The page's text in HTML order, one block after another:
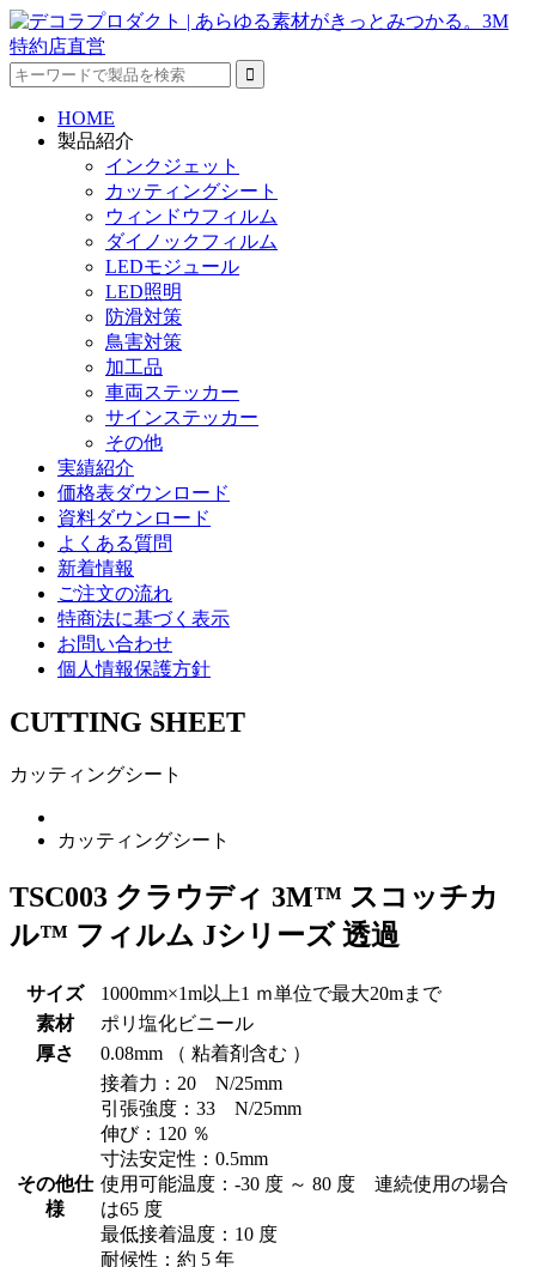
HOME
製品紹介
インクジェット
カッティングシート
ウィンドウフィルム
ダイノックフィルム
LEDモジュール
LED照明
防滑対策
鳥害対策
加工品
車両ステッカー
サインステッカー
その他
実績紹介
価格表ダウンロード
資料ダウンロード
よくある質問
新着情報
ご注文の流れ
特商法に基づく表示
お問い合わせ
個人情報保護方針
CUTTING SHEET
カッティングシート
カッティングシート
TSC003 クラウディ 3M™ スコッチカ
ル™ フィルム Jシリーズ 透過
サイズ
1000mm×1m以上1 ｍ単位で最大20mまで
素材
ポリ塩化ビニール
厚さ
0.08mm （ 粘着剤含む ）
その他仕
様
接着力：20 N/25mm
引張強度：33 N/25mm
伸び：120 ％
寸法安定性：0.5mm
使用可能温度：-30 度 ～ 80 度 連続使用の場合
は65 度
最低接着温度：10 度
耐候性：約 5 年